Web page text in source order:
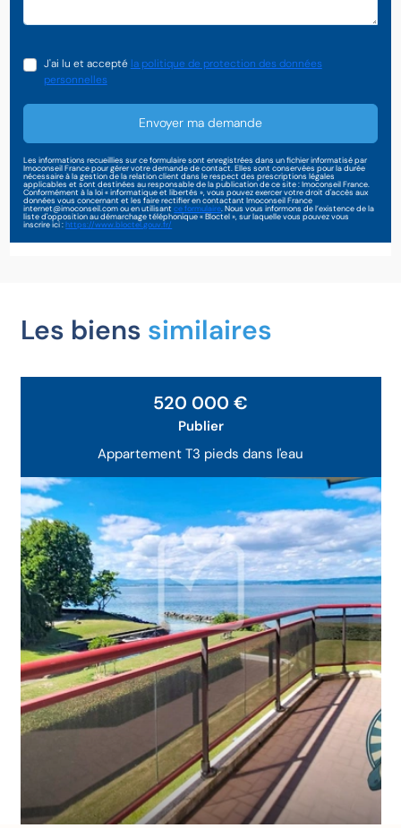
J'ai lu et accepté la politique de protection des données
personnelles
Envoyer ma demande
Les informations recueillies sur ce formulaire sont enregistrées dans un fichier informatisé par
Imoconseil France pour gérer votre demande de contact. Elles sont conservées pour la durée
nécessaire à la gestion de la relation client dans le respect des prescriptions légales
applicables et sont destinées au responsable de la publication de ce site : Imoconseil France.
Conformément à la loi « informatique et libertés », vous pouvez exercer votre droit d'accès aux
données vous concernant et les faire rectifier en contactant Imoconseil France
internet@imoconseil.com ou en utilisantce formulaire. Nous vous informons de l’existence de la
liste d'opposition au démarchage téléphonique « Bloctel », sur laquelle vous pouvez vous
inscrire ici :https://www.bloctel.gouv.fr/
Les biens similaires
Appartement T3 pieds dans l'eau
520 000 €
Publier